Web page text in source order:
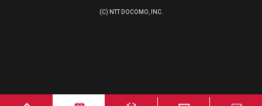
(C) NTT DOCOMO, INC.